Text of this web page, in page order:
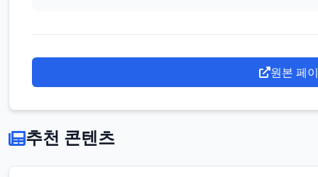
원본 페
추천 콘텐츠